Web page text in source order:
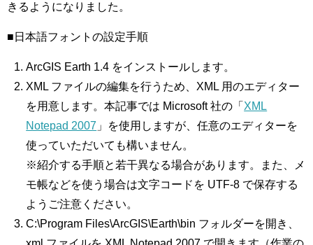
きるようになりました。
■日本語フォントの設定手順
ArcGIS Earth 1.4 をインストールします。
XML ファイルの編集を行うため、XML 用のエディター
を用意します。本記事では Microsoft 社の「 XML
Notepad 2007 」を使用しますが、任意のエディターを
使っていただいても構いません。
※紹介する手順と若干異なる場合があります。また、メ
モ帳などを使う場合は文字コードを UTF-8 で保存する
ようご注意ください。
C:\Program Files\ArcGIS\Earth\bin フォルダーを開き、